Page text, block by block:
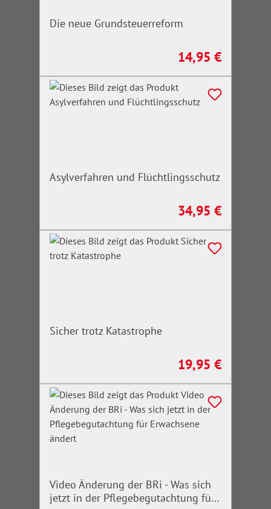
Die neue Grundsteuerreform
Regulärer Preis:
14,95 €
Asylverfahren und Flüchtlingsschutz
Regulärer Preis:
34,95 €
Sicher trotz Katastrophe
Regulärer Preis:
19,95 €
Video Änderung der BRi - Was sich
jetzt in der Pflegebegutachtung für